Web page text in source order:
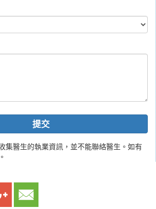
提交
集醫生的執業資訊，並不能聯絡醫生。如有